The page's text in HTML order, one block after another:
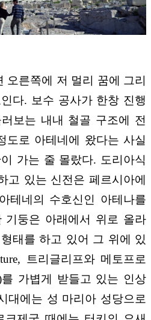
오른쪽에 저 멀리 꿈에 그리
다. 보수 공사가 한창 진행
보는 내내 철골 구조에 전
도로 아테네에 왔다는 사실
가는 줄 몰랐다. 도리아식
고 있는 신전은 페르시아에
테네의 수호신인 아테나를
기둥은 아래에서 위로 올라
태를 하고 있어 그 위에 있
트리글리프와 메토프로
가볍게 받들고 있는 인상
대에는 성 마리아 성당으로